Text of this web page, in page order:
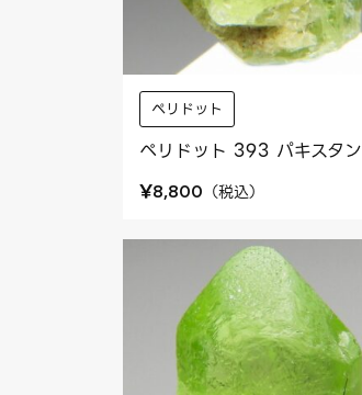
ペリドット
ペリドット 393 パキスタン
¥8,800 （税込）